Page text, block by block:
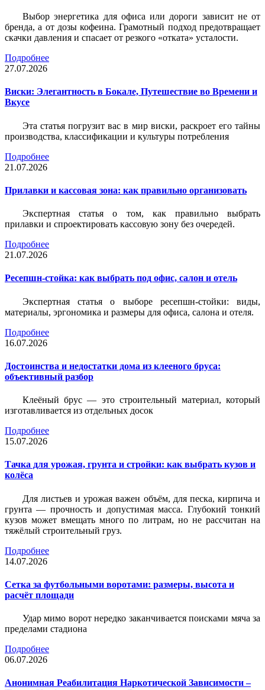
Выбор энергетика для офиса или дороги зависит не от
бренда, а от дозы кофеина. Грамотный подход предотвращает
скачки давления и спасает от резкого «отката» усталости.
Подробнее
27.07.2026
Виски: Элегантность в Бокале, Путешествие во Времени и
Вкусе
Эта статья погрузит вас в мир виски, раскроет его тайны
производства, классификации и культуры потребления
Подробнее
21.07.2026
Прилавки и кассовая зона: как правильно организовать
Экспертная статья о том, как правильно выбрать
прилавки и спроектировать кассовую зону без очередей.
Подробнее
21.07.2026
Ресепшн-стойка: как выбрать под офис, салон и отель
Экспертная статья о выборе ресепшн-стойки: виды,
материалы, эргономика и размеры для офиса, салона и отеля.
Подробнее
16.07.2026
Достоинства и недостатки дома из клееного бруса:
объективный разбор
Клеёный брус — это строительный материал, который
изготавливается из отдельных досок
Подробнее
15.07.2026
Тачка для урожая, грунта и стройки: как выбрать кузов и
колёса
Для листьев и урожая важен объём, для песка, кирпича и
грунта — прочность и допустимая масса. Глубокий тонкий
кузов может вмещать много по литрам, но не рассчитан на
тяжёлый строительный груз.
Подробнее
14.07.2026
Сетка за футбольными воротами: размеры, высота и
расчёт площади
Удар мимо ворот нередко заканчивается поисками мяча за
пределами стадиона
Подробнее
06.07.2026
Анонимная Реабилитация Наркотической Зависимости –